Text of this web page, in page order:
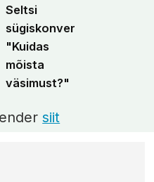
Seltsi
sügiskonverents
"Kuidas
mõista
väsimust?"
siit